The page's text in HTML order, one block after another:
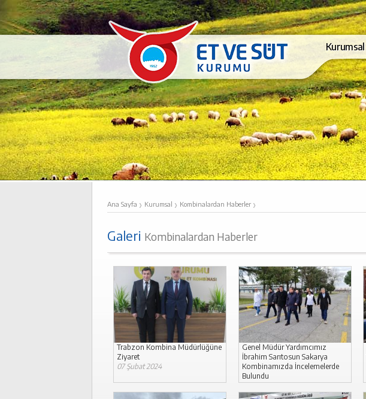
Kurumsal
Ana Sayfa › Kurumsal › Kombinalardan Haberler ›
Galeri Kombinalardan Haberler
Trabzon Kombina Müdürlüğüne
Ziyaret
07 Şubat 2024
Genel Müdür Yardımcımız
İbrahim Sarıtosun Sakarya
Kombinamızda İncelemelerde
Bulundu
06 Şubat 2024